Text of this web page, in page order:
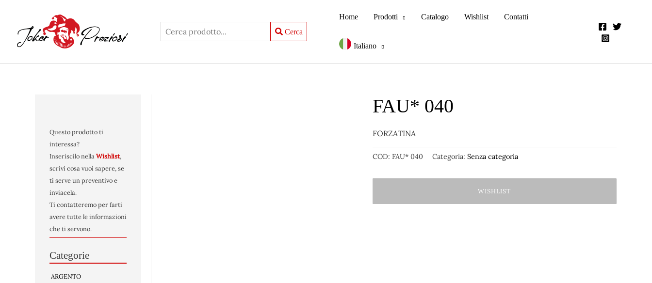
contenuto
Cerca
Home Prodotti Catalogo Wishlist Contatti
Italiano
Questo prodotto ti
interessa?
Inseriscilo nellaWishlist,
scrivi cosa vuoi sapere, se
ti serve un preventivo e
inviacela.
Ti contatteremo per farti
avere tutte le informazioni
che ti servono.
Categorie
ARGENTO
FAU* 040
FORZATINA
COD: FAU* 040 Categoria: Senza categoria
WISHLIST